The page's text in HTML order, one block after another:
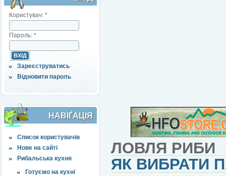
Користувач: *
Пароль: *
Зареєструватись
Відновити пароль
НАВІҐАЦІЯ
Список користувачів
Нове на сайті
Рибальська кухня
Готуємо на кухні
ЛОВЛЯ РИБИ
ЯК ВИБРАТИ